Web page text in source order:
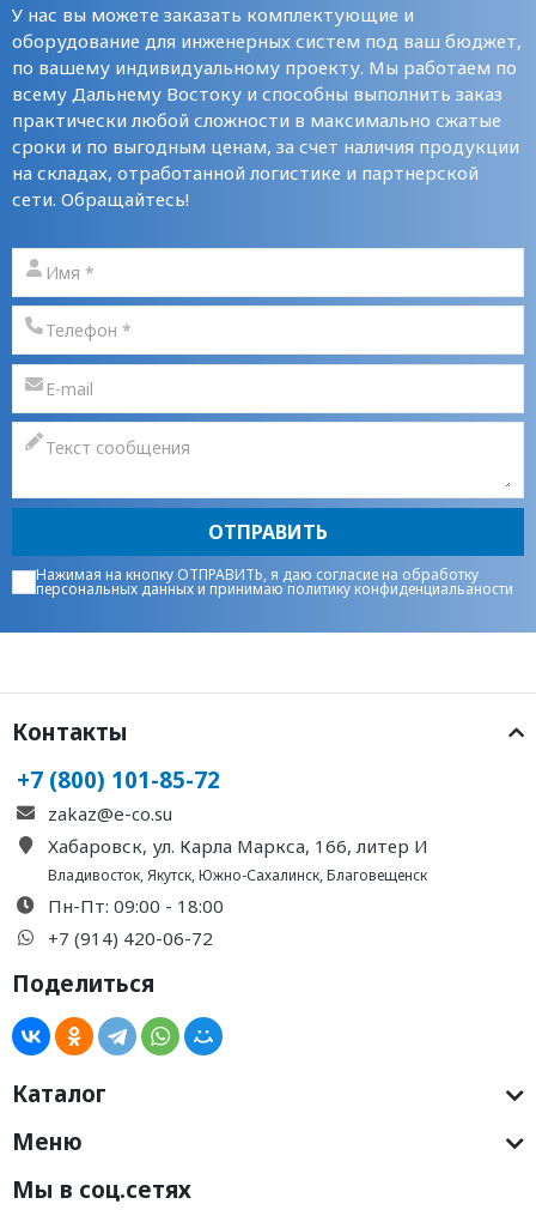
У нас вы можете заказать комплектующие и
оборудование для инженерных систем под ваш бюджет,
по вашему индивидуальному проекту. Мы работаем по
всему Дальнему Востоку и способны выполнить заказ
практически любой сложности в максимально сжатые
сроки и по выгодным ценам, за счет наличия продукции
на складах, отработанной логистике и партнерской
сети. Обращайтесь!
ОТПРАВИТЬ
Нажимая на кнопку ОТПРАВИТЬ, я даю согласие на обработку
персональных данныхи принимаюполитику конфиденциальаности
Контакты
+7 (800) 101-85-72
zakaz@e-co.su
Хабаровск, ул. Карла Маркса, 166, литер И
Владивосток,Якутск,Южно-Сахалинск,Благовещенск
Пн-Пт: 09:00 - 18:00
+7 (914) 420-06-72
Поделиться
Каталог
Меню
Мы в соц.сетях